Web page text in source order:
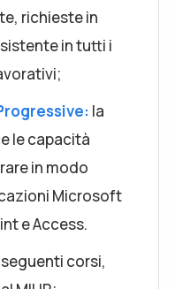
richieste in
in tutti i
la
le capacità
in modo
Microsoft
e Access.
corsi,